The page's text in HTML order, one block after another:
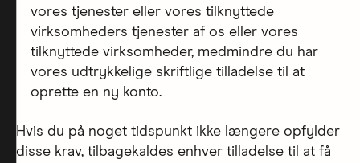
vores tjenester eller vores tilknyttede
virksomheders tjenester af os eller vores
tilknyttede virksomheder, medmindre du har
vores udtrykkelige skriftlige tilladelse til at
oprette en ny konto.
Hvis du på noget tidspunkt ikke længere opfylder
disse krav, tilbagekaldes enhver tilladelse til at få